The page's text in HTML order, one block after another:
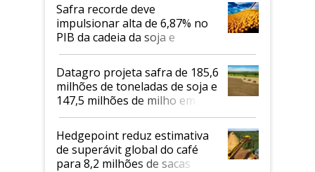
Safra recorde deve
impulsionar alta de 6,87% no
PIB da cadeia da soja e
biodiesel em 2026
Datagro projeta safra de 185,6
milhões de toneladas de soja e
147,5 milhões de milho em
2026/27
Hedgepoint reduz estimativa
de superávit global do café
para 8,2 milhões de sacas